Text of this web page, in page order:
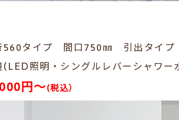
タイプ 間口750㎜ 引出タイプ
照明・ シングルレバーシャワー
円～(税込）